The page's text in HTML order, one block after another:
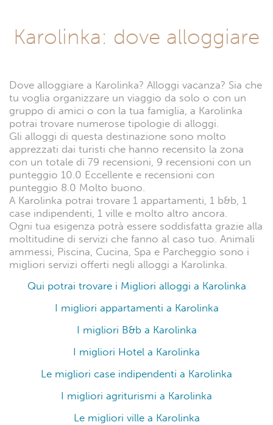
Karolinka: dove alloggiare
Dove alloggiare a Karolinka? Alloggi vacanza? Sia che
tu voglia organizzare un viaggio da solo o con un
gruppo di amici o con la tua famiglia, a Karolinka
potrai trovare numerose tipologie di alloggi.
Gli alloggi di questa destinazione sono molto
apprezzati dai turisti che hanno recensito la zona
con un totale di 79 recensioni, 9 recensioni con un
punteggio 10.0 Eccellente e recensioni con
punteggio 8.0 Molto buono.
A Karolinka potrai trovare 1 appartamenti, 1 b&b, 1
case indipendenti, 1 ville e molto altro ancora.
Ogni tua esigenza potrà essere soddisfatta grazie alla
moltitudine di servizi che fanno al caso tuo. Animali
ammessi, Piscina, Cucina, Spa e Parcheggio sono i
migliori servizi offerti negli alloggi a Karolinka.
Qui potrai trovare i Migliori alloggi a Karolinka
I migliori appartamenti a Karolinka
I migliori B&b a Karolinka
I migliori Hotel a Karolinka
Le migliori case indipendenti a Karolinka
I migliori agriturismi a Karolinka
Le migliori ville a Karolinka